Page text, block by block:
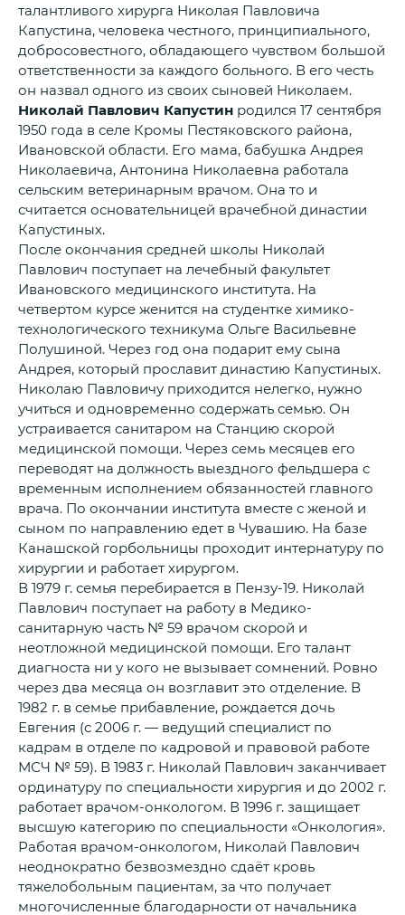
талантливого хирурга Николая Павловича
Капустина, человека честного, принципиального,
добросовестного, обладающего чувством большой
ответственности за каждого больного. В его честь
он назвал одного из своих сыновей Николаем.
Николай Павлович Капустин родился 17 сентября
1950 года в селе Кромы Пестяковского района,
Ивановской области. Его мама, бабушка Андрея
Николаевича, Антонина Николаевна работала
сельским ветеринарным врачом. Она то и
считается основательницей врачебной династии
Капустиных.
После окончания средней школы Николай
Павлович поступает на лечебный факультет
Ивановского медицинского института. На
четвертом курсе женится на студентке химико-
технологического техникума Ольге Васильевне
Полушиной. Через год она подарит ему сына
Андрея, который прославит династию Капустиных.
Николаю Павловичу приходится нелегко, нужно
учиться и одновременно содержать семью. Он
устраивается санитаром на Станцию скорой
медицинской помощи. Через семь месяцев его
переводят на должность выездного фельдшера с
временным исполнением обязанностей главного
врача. По окончании института вместе с женой и
сыном по направлению едет в Чувашию. На базе
Канашской горбольницы проходит интернатуру по
хирургии и работает хирургом.
В 1979 г. семья перебирается в Пензу-19. Николай
Павлович поступает на работу в Медико-
санитарную часть № 59 врачом скорой и
неотложной медицинской помощи. Его талант
диагноста ни у кого не вызывает сомнений. Ровно
через два месяца он возглавит это отделение. В
1982 г. в семье прибавление, рождается дочь
Евгения (с 2006 г. — ведущий специалист по
кадрам в отделе по кадровой и правовой работе
МСЧ № 59). В 1983 г. Николай Павлович заканчивает
ординатуру по специальности хирургия и до 2002 г.
работает врачом-онкологом. В 1996 г. защищает
высшую категорию по специальности «Онкология».
Работая врачом-онкологом, Николай Павлович
неоднократно безвозмездно сдаёт кровь
тяжелобольным пациентам, за что получает
многочисленные благодарности от начальника